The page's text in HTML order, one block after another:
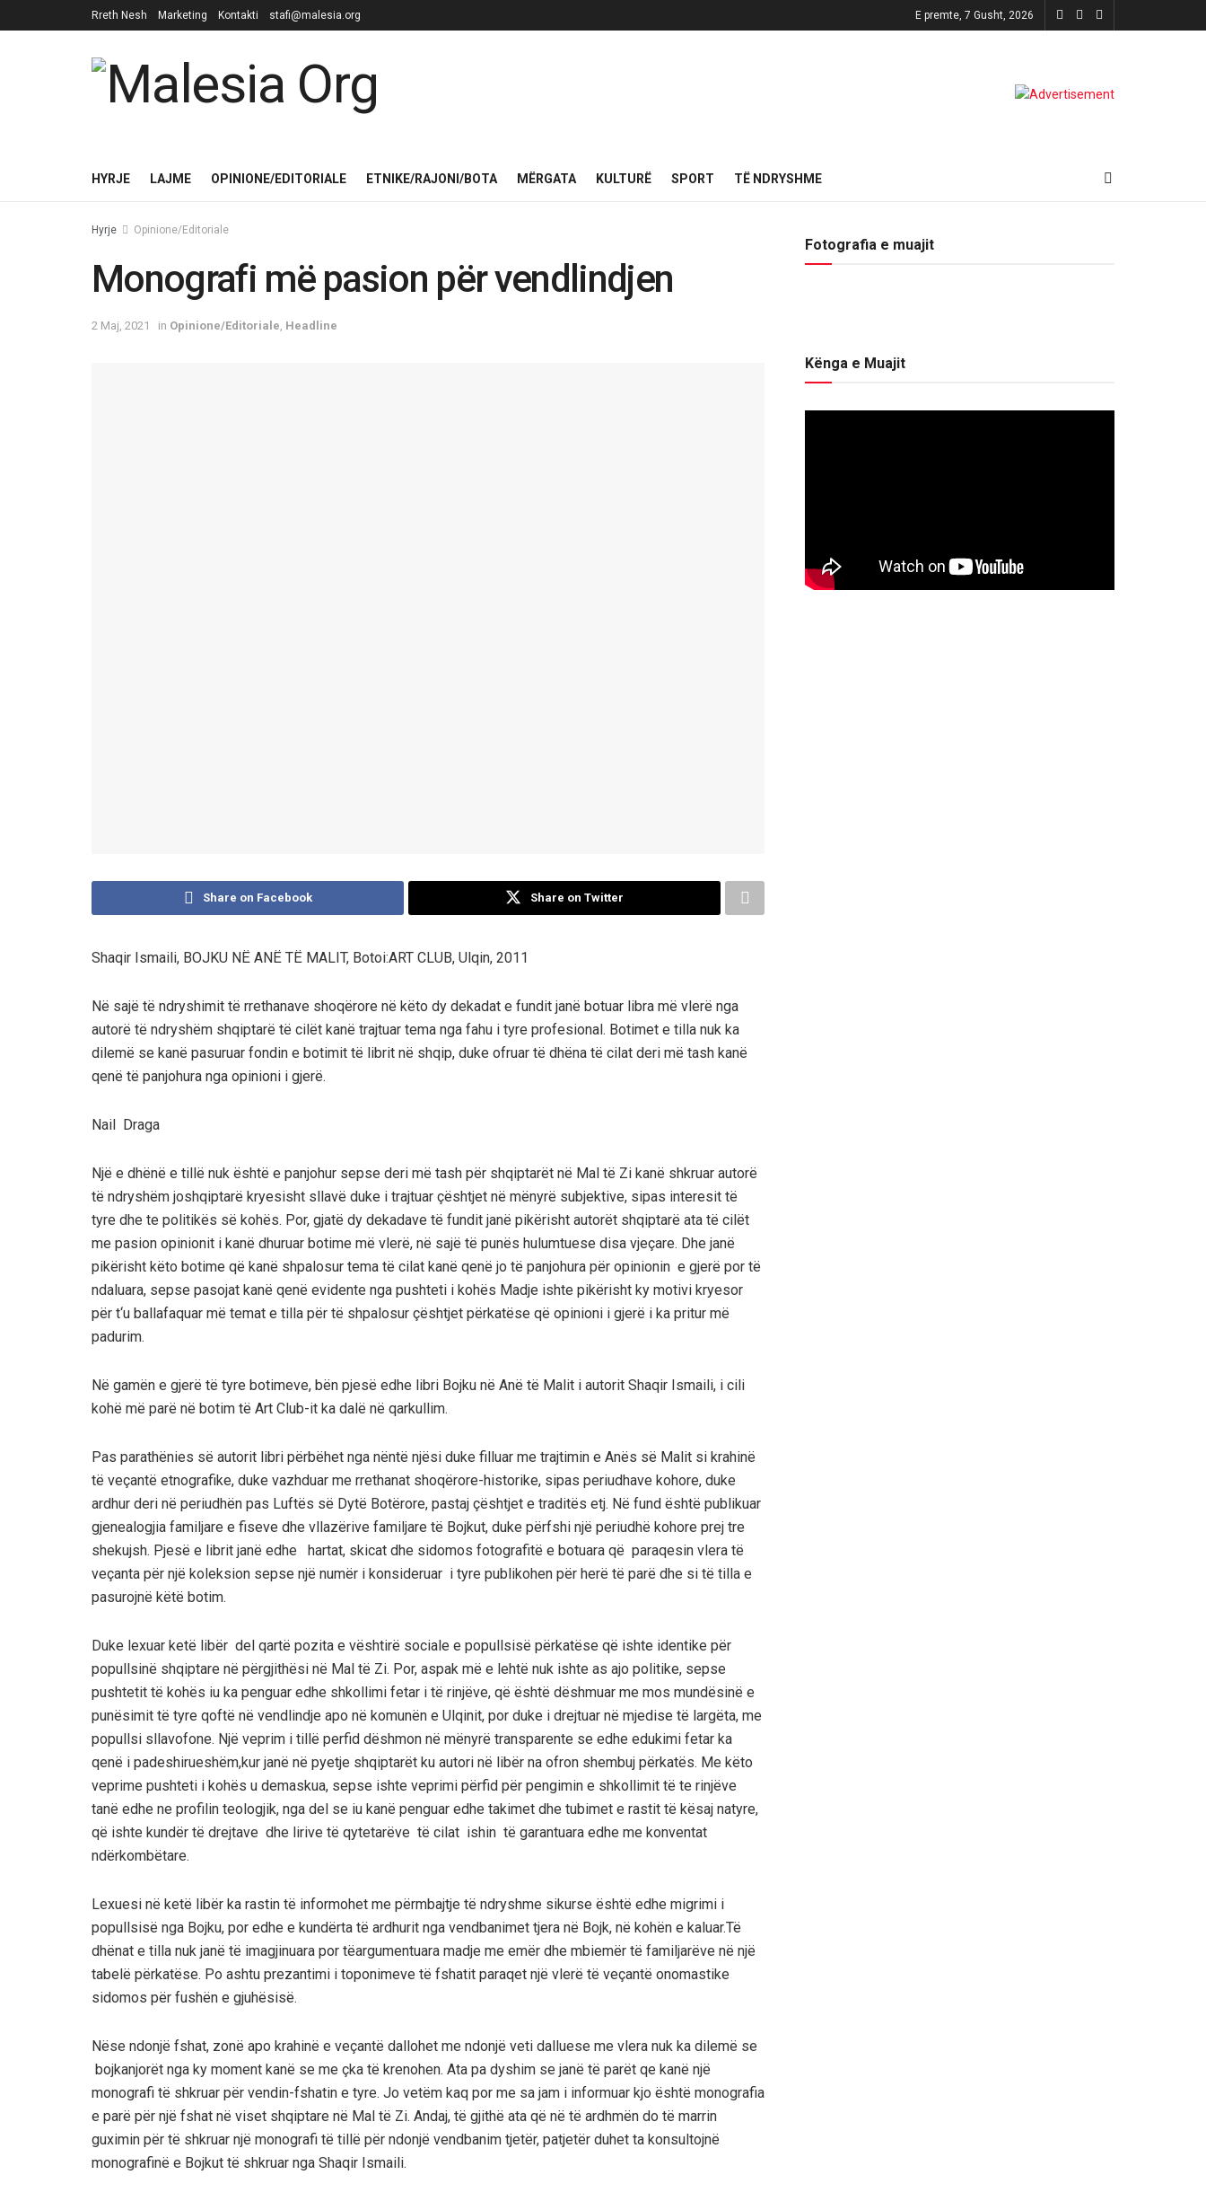
Rreth Nesh Marketing Kontakti stafi@malesia.org E premte, 7 Gusht, 2026
HYRJE LAJME OPINIONE/EDITORIALE ETNIKE/RAJONI/BOTA MËRGATA KULTURË SPORT TË NDRYSHME
Hyrje Opinione/Editoriale
Monografi më pasion për vendlindjen
2 Maj, 2021 in Opinione/Editoriale Headline
Share on Facebook Share on Twitter
Shaqir Ismaili, BOJKU NË ANË TË MALIT, Botoi:ART CLUB, Ulqin, 2011
Në sajë të ndryshimit të rrethanave shoqërore në këto dy dekadat e fundit janë botuar libra më vlerë nga
autorë të ndryshëm shqiptarë të cilët kanë trajtuar tema nga fahu i tyre profesional. Botimet e tilla nuk ka
dilemë se kanë pasuruar fondin e botimit të librit në shqip, duke ofruar të dhëna të cilat deri më tash kanë
qenë të panjohura nga opinioni i gjerë.
Nail Draga
Një e dhënë e tillë nuk është e panjohur sepse deri më tash për shqiptarët në Mal të Zi kanë shkruar autorë
të ndryshëm joshqiptarë kryesisht sllavë duke i trajtuar çështjet në mënyrë subjektive, sipas interesit të
tyre dhe te politikës së kohës. Por, gjatë dy dekadave të fundit janë pikërisht autorët shqiptarë ata të cilët
me pasion opinionit i kanë dhuruar botime më vlerë, në sajë të punës hulumtuese disa vjeçare. Dhe janë
pikërisht këto botime që kanë shpalosur tema të cilat kanë qenë jo të panjohura për opinionin e gjerë por të
ndaluara, sepse pasojat kanë qenë evidente nga pushteti i kohës Madje ishte pikërisht ky motivi kryesor
për t‘u ballafaquar më temat e tilla për të shpalosur çështjet përkatëse që opinioni i gjerë i ka pritur më
padurim.
Në gamën e gjerë të tyre botimeve, bën pjesë edhe libri Bojku në Anë të Malit i autorit Shaqir Ismaili, i cili
kohë më parë në botim të Art Club-it ka dalë në qarkullim.
Pas parathënies së autorit libri përbëhet nga nëntë njësi duke filluar me trajtimin e Anës së Malit si krahinë
të veçantë etnografike, duke vazhduar me rrethanat shoqërore-historike, sipas periudhave kohore, duke
ardhur deri në periudhën pas Luftës së Dytë Botërore, pastaj çështjet e traditës etj. Në fund është publikuar
gjenealogjia familjare e fiseve dhe vllazërive familjare të Bojkut, duke përfshi një periudhë kohore prej tre
shekujsh. Pjesë e librit janë edhe hartat, skicat dhe sidomos fotografitë e botuara që paraqesin vlera të
veçanta për një koleksion sepse një numër i konsideruar i tyre publikohen për herë të parë dhe si të tilla e
pasurojnë këtë botim.
Duke lexuar ketë libër del qartë pozita e vështirë sociale e popullsisë përkatëse që ishte identike për
popullsinë shqiptare në përgjithësi në Mal të Zi. Por, aspak më e lehtë nuk ishte as ajo politike, sepse
pushtetit të kohës iu ka penguar edhe shkollimi fetar i të rinjëve, që është dëshmuar me mos mundësinë e
punësimit të tyre qoftë në vendlindje apo në komunën e Ulqinit, por duke i drejtuar në mjedise të largëta, me
popullsi sllavofone. Një veprim i tillë perfid dëshmon në mënyrë transparente se edhe edukimi fetar ka
qenë i padeshirueshëm,kur janë në pyetje shqiptarët ku autori në libër na ofron shembuj përkatës. Me këto
veprime pushteti i kohës u demaskua, sepse ishte veprimi përfid për pengimin e shkollimit të te rinjëve
tanë edhe ne profilin teologjik, nga del se iu kanë penguar edhe takimet dhe tubimet e rastit të kësaj natyre,
që ishte kundër të drejtave dhe lirive të qytetarëve të cilat ishin të garantuara edhe me konventat
ndërkombëtare.
Lexuesi në ketë libër ka rastin të informohet me përmbajtje të ndryshme sikurse është edhe migrimi i
popullsisë nga Bojku, por edhe e kundërta të ardhurit nga vendbanimet tjera në Bojk, në kohën e kaluar.Të
dhënat e tilla nuk janë të imagjinuara por tëargumentuara madje me emër dhe mbiemër të familjarëve në një
tabelë përkatëse. Po ashtu prezantimi i toponimeve të fshatit paraqet një vlerë të veçantë onomastike
sidomos për fushën e gjuhësisë.
Nëse ndonjë fshat, zonë apo krahinë e veçantë dallohet me ndonjë veti dalluese me vlera nuk ka dilemë se
bojkanjorët nga ky moment kanë se me çka të krenohen. Ata pa dyshim se janë të parët qe kanë një
monografi të shkruar për vendin-fshatin e tyre. Jo vetëm kaq por me sa jam i informuar kjo është monografia
e parë për një fshat në viset shqiptare në Mal të Zi. Andaj, të gjithë ata që në të ardhmën do të marrin
guximin për të shkruar një monografi të tillë për ndonjë vendbanim tjetër, patjetër duhet ta konsultojnë
monografinë e Bojkut të shkruar nga Shaqir Ismaili.
Fotografia e muajit
Kënga e Muajit